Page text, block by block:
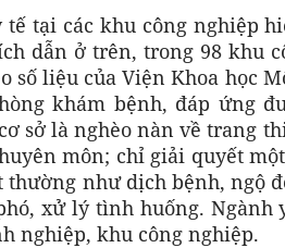
tại các khu công nghiệp
dẫn ở trên, trong 98 khu
số liệu của Viện Khoa học
khám bệnh, đáp ứng
sở là nghèo nàn về trang
môn; chỉ giải quyết
thường như dịch bệnh, ngộ
xử lý tình huống. Ngành
nghiệp, khu công nghiệp.